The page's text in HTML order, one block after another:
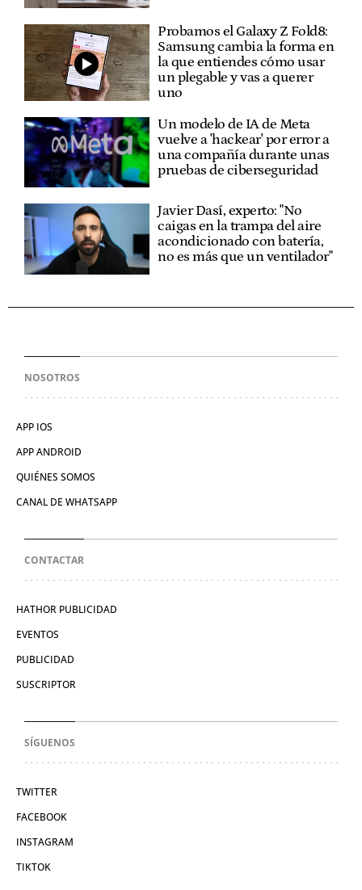
Probamos el Galaxy Z Fold8:
Samsung cambia la forma en
la que entiendes cómo usar
un plegable y vas a querer
uno
Un modelo de IA de Meta
vuelve a 'hackear' por error a
una compañía durante unas
pruebas de ciberseguridad
Javier Dasí, experto: "No
caigas en la trampa del aire
acondicionado con batería,
no es más que un ventilador"
NOSOTROS
APP IOS
APP ANDROID
QUIÉNES SOMOS
CANAL DE WHATSAPP
CONTACTAR
HATHOR PUBLICIDAD
EVENTOS
PUBLICIDAD
SUSCRIPTOR
SÍGUENOS
TWITTER
FACEBOOK
INSTAGRAM
TIKTOK